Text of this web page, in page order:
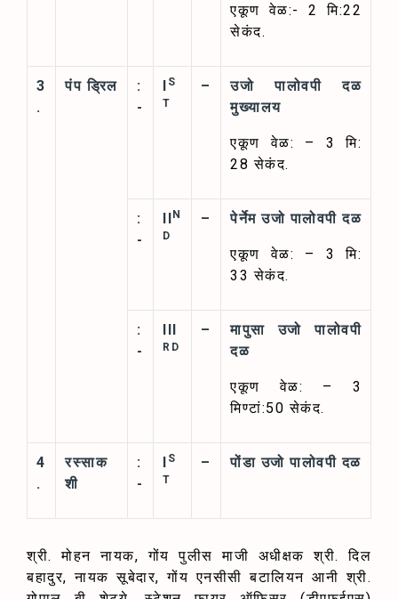
एकूण वेळ:- 2 मि:22
सेकंद.
3
.
पंप ड्रिल
:
-
I S
T
–
उजो पालोवपी दळ
मुख्यालय
एकूण वेळ: – 3 मि:
28 सेकंद.
:
-
II N
D
– पेर्नेम उजो पालोवपी दळ
एकूण वेळ: – 3 मि:
33 सेकंद.
:
-
III
RD
–
मापुसा उजो पालोवपी
दळ
एकूण वेळ: – 3
मिण्टां:50 सेकंद.
4
.
रस्साक
शी
:
-
I S
T
– पोंडा उजो पालोवपी दळ
श्री. मोहन नायक, गोंय पुलीस माजी अधीक्षक श्री. दिल
बहादुर, नायक सूबेदार, गोंय एनसीसी बटालियन आनी श्री.